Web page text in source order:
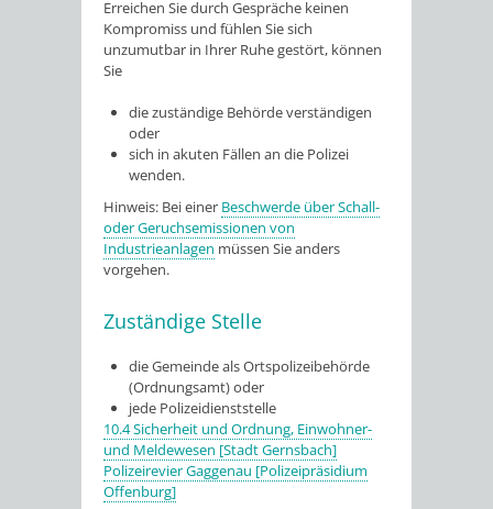
Erreichen Sie durch Gespräche keinen
Kompromiss und fühlen Sie sich
unzumutbar in Ihrer Ruhe gestört, können
Sie
die zuständige Behörde verständigen
oder
sich in akuten Fällen an die Polizei
wenden.
Hinweis: Bei einer Beschwerde über Schall-
oder Geruchsemissionen von
Industrieanlagen müssen Sie anders
vorgehen.
Zuständige Stelle
die Gemeinde als Ortspolizeibehörde
(Ordnungsamt) oder
jede Polizeidienststelle
10.4 Sicherheit und Ordnung, Einwohner-
und Meldewesen [Stadt Gernsbach]
Polizeirevier Gaggenau [Polizeipräsidium
Offenburg]